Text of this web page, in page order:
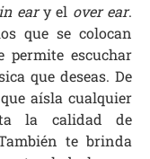
in eary el over ear.
que se colocan
permite escuchar
que deseas. De
aísla cualquier
la calidad de
te brinda